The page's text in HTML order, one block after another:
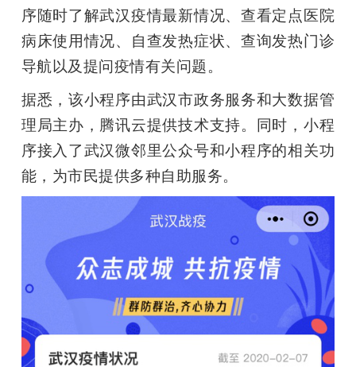
开
课
活
GAIR
序随时了解武汉疫情最新情况、查看定点医院
病床使用情况、自查发热症状、查询发热门诊
导航以及提问疫情有关问题。
据悉，该小程序由武汉市政务服务和大数据管
理局主办，腾讯云提供技术支持。同时，小程
序接入了武汉微邻里公众号和小程序的相关功
能，为市民提供多种自助服务。